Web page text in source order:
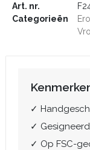
Art. nr.
Categorieën
✓
✓
✓ Op FSC-